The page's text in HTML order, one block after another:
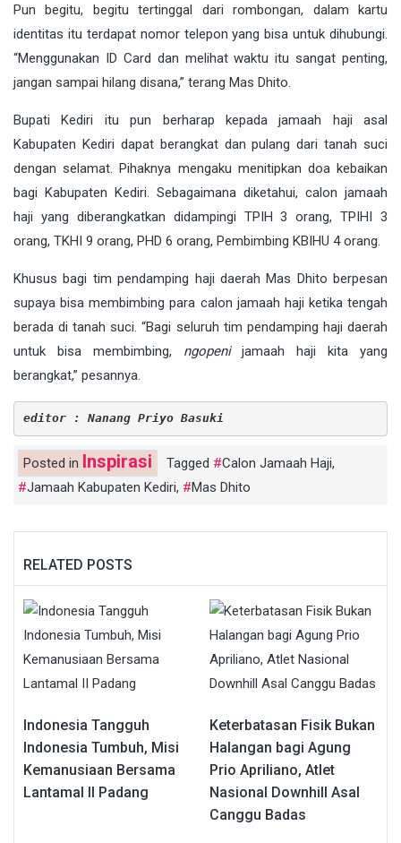
Pun begitu, begitu tertinggal dari rombongan, dalam kartu
identitas itu terdapat nomor telepon yang bisa untuk dihubungi.
“Menggunakan ID Card dan melihat waktu itu sangat penting,
jangan sampai hilang disana,” terang Mas Dhito.
Bupati Kediri itu pun berharap kepada jamaah haji asal
Kabupaten Kediri dapat berangkat dan pulang dari tanah suci
dengan selamat. Pihaknya mengaku menitipkan doa kebaikan
bagi Kabupaten Kediri. Sebagaimana diketahui, calon jamaah
haji yang diberangkatkan didampingi TPIH 3 orang, TPIHI 3
orang, TKHI 9 orang, PHD 6 orang, Pembimbing KBIHU 4 orang.
Khusus bagi tim pendamping haji daerah Mas Dhito berpesan
supaya bisa membimbing para calon jamaah haji ketika tengah
berada di tanah suci. “Bagi seluruh tim pendamping haji daerah
untuk bisa membimbing, ngopenijamaah haji kita yang
berangkat,” pesannya.
editor : Nanang Priyo Basuki
Posted in Inspirasi Tagged Calon Jamaah Haji,
Jamaah Kabupaten Kediri, Mas Dhito
RELATED POSTS
Indonesia Tangguh
Indonesia Tumbuh, Misi
Kemanusiaan Bersama
Lantamal II Padang
Keterbatasan Fisik Bukan
Halangan bagi Agung
Prio Apriliano, Atlet
Nasional Downhill Asal
Canggu Badas